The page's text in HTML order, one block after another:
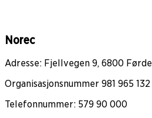
Norec
Adresse: Fjellvegen 9, 6800 Førde
Organisasjonsnummer 981 965 132
Telefonnummer: 579 90 000